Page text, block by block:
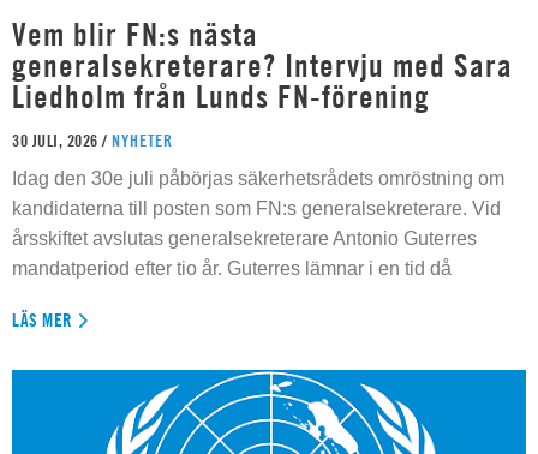
Vem blir FN:s nästa
generalsekreterare? Intervju med Sara
Liedholm från Lunds FN-förening
30 JULI, 2026 / NYHETER
Idag den 30e juli påbörjas säkerhetsrådets omröstning om
kandidaterna till posten som FN:s generalsekreterare. Vid
årsskiftet avslutas generalsekreterare Antonio Guterres
mandatperiod efter tio år. Guterres lämnar i en tid då
LÄS MER